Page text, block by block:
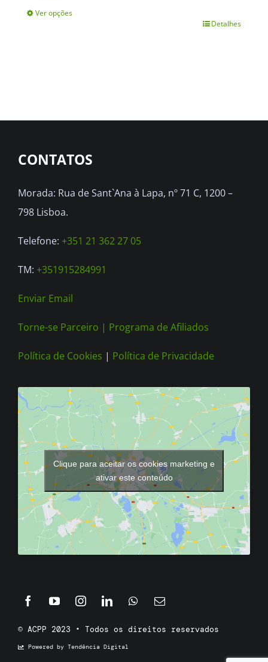
Ver opções
The
may
chosen
on
the
page
Detalhes
CONTATOS
Morada: Rua de Sant`Ana à Lapa, nº 71 C, 1200 –
798 Lisboa.
Telefone: +351 21 362 27 05
TM: +351915284991
Enviar Email
Torne-se Parceiro | Programa de Afiliados
Política de Cookies | Política de Privacidade
Clique para aceitar os cookies marketing e
ativar este conteúdo
© ACPP 2023 • Todos os direitos reservados
Powered by Tendência Digital